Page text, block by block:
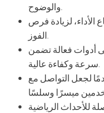
والوضوح.
الأداء، لزيادة فرص
الفوز.
أدوات فعالة تضمن
سرعة وكفاءة عالية.
لجعل التواصل مع
للأحداث الرياضية